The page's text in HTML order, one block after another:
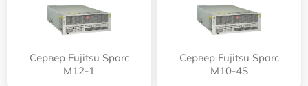
Сервер Fujitsu Sparc
M12-1
Сервер Fujitsu Sparc
M10-4S